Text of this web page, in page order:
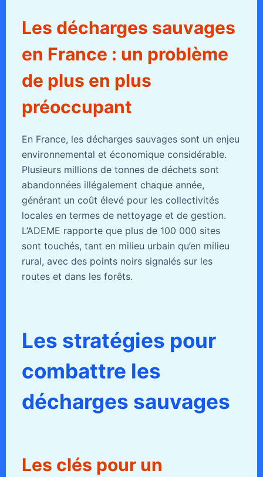
Les décharges sauvages
en France : un problème
de plus en plus
préoccupant
En France, les décharges sauvages sont un enjeu
environnemental et économique considérable.
Plusieurs millions de tonnes de déchets sont
abandonnées illégalement chaque année,
générant un coût élevé pour les collectivités
locales en termes de nettoyage et de gestion.
L’ADEME rapporte que plus de 100 000 sites
sont touchés, tant en milieu urbain qu’en milieu
rural, avec des points noirs signalés sur les
routes et dans les forêts.
Les stratégies pour
combattre les
décharges sauvages
Les clés pour un